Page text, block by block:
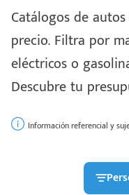
Escríbenos
Código
Ingresar
Catálogos de
precio. Filtra por
eléctricos o
Descubre tu
Información referencial y